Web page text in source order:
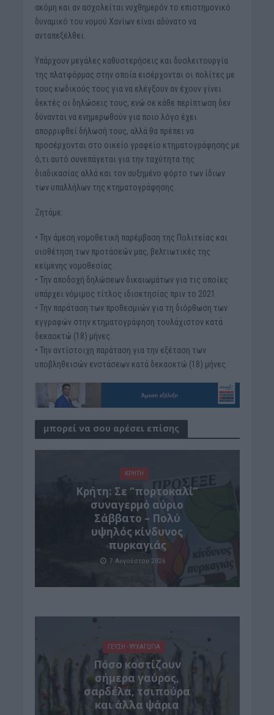
ακόμη και αν ασχολείται νυχθημερόν το επιστημονικό
δυναμικό του νομού Χανίων είναι αδύνατο να
ανταπεξέλθει.
Υπάρχουν μεγάλες καθυστερήσεις και δυσλειτουργία
της πλατφόρμας στην οποία εισέρχονται οι πολίτες με
τους κωδικούς τους για να ελέγξουν αν έχουν γίνει
δεκτές οι δηλώσεις τους, ενώ σε κάθε περίπτωση δεν
δύνανται να ενημερωθούν για ποιο λόγο έχει
απορριφθεί δήλωσή τους, αλλά θα πρέπει να
προσέρχονται στο οικείο γραφείο κτηματογράφησης με
ό,τι αυτό συνεπάγεται για την ταχύτητα της
διαδικασίας αλλά και τον αυξημένο φόρτο των ίδιων
των υπαλλήλων της κτηματογράφησης.
Ζητάμε:
• Την άμεση νομοθετική παρέμβαση της Πολιτείας και
υιοθέτηση των προτάσεών μας, βελτιωτικές της
κείμενης νομοθεσίας.
• Την αποδοχή δηλώσεων δικαιωμάτων για τις οποίες
υπάρχει νόμιμος τίτλος ιδιοκτησίας πριν το 2021.
• Την παράταση των προθεσμιών για τη διόρθωση των
εγγραφών στην κτηματογράφηση τουλάχιστον κατά
δεκαοκτώ (18) μήνες.
• Την αντίστοιχη παράταση για την εξέταση των
υποβληθεισών ενστάσεων κατά δεκαοκτώ (18) μήνες.
μπορεί να σου αρέσει επίσης
ΚΡΗΤΗ
Κρήτη: Σε “πορτοκαλί”
συναγερμό αύριο
Σάββατο – Πολύ
υψηλός κίνδυνος
πυρκαγιάς
7 Αυγούστου 2026
ΓΕΎΣΗ - ΨΥΧΑΓΩΓΊΑ
Πόσο κοστίζουν
σήμερα γαύρος,
σαρδέλα, τσιπούρα
και άλλα ψάρια